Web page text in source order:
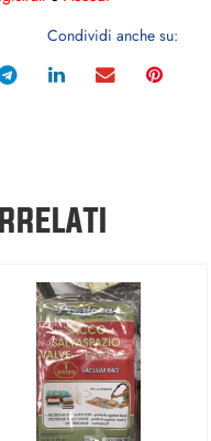
Condividi anche su: